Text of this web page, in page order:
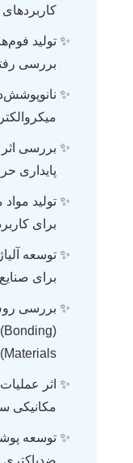
بررسی
بررسی
پایداری
برای
توسعه
برای
بررسی
Materials).
اثر
مکانیکی
توسعه